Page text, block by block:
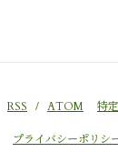
RSS / ATOM 特
プライバシーポリシ